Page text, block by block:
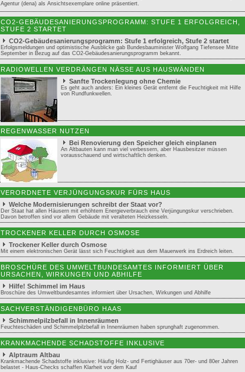
Agentur (dena) als Ansichtsexemplare online präsentiert.
CO2-GEBÄUDESANIERUNGSPROGRAMM: STUFE 1 ERFOLGREICH,
STUFE 2 STARTET
CO2-Gebäudesanierungsprogramm: Stufe 1 erfolgreich, Stufe 2 startet
Erfolgsmeldungen und optimistische Ausblicke gab Bundesbauminister Wolfgang Tiefensee Mitte
September in Bezug auf das CO2-Gebäudesanierungsprogramm bekannt.
RADIOWELLEN VERDRÄNGEN NÄSSE AUS HAUSWÄNDEN
Sanfte Trockenlegung ohne Chemie
Es geht auch anders: Ein kleines Gerät entfernt die Feuchtigkeit mit Hilfe
von Rundfunkwellen.
REGENWASSER NUTZEN
Bei Renovierung den Speicher gleich einplanen
An Altbauten kann man viel verbessern, aber Hausbesitzer müssen
vorausschauend und wirtschaftlich denken.
VERORDNETE VERJÜNGUNGSKUR FÜRS HAUS
Welche Modernisierungen schreibt der Staat vor?
Der Staat hat allen Häusern mit erhöhtem Energieverbrauch eine Verjüngungskur verschrieben.
Davon betroffen sind vor allem Gebäude mit veralteten Heizkesseln.
TROCKENER KELLER DURCH OSMOSE
Trockener Keller durch Osmose
Mit einem elektronischen Gerät lässt sich Feuchtigkeit aus dem Mauerwerk ins Erdreich leiten.
BROSCHÜRE DES UMWELTBUNDESAMTES INFORMIERT ÜBER
URSACHEN, WIRKUNGEN UND ABHILFE
Hilfe! Schimmel im Haus
Broschüre des Umweltbundesamtes informiert über Ursachen, Wirkungen und Abhilfe
SACHVERSTÄNDIGENBÜRO HAAS
Schimmelpilzbefall in Innenräumen
Feuchteschäden und Schimmelpilzbefall in Innenräumen haben sprunghaft zugenommen.
KRANKMACHENDE SCHADSTOFFE INKLUSIVE
Alptraum Altbau
Krankmachende Schadstoffe inklusive: Häufig Holz- und Fertighäuser aus 70er- und 80er Jahren
belastet - Haus-Checks schaffen Klarheit vor dem Kauf